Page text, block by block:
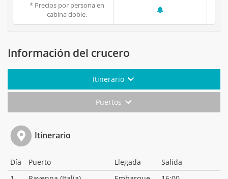
* Precios por persona en
cabina doble.
Información del crucero
Itinerario
Puertos
Itinerario
Día Puerto Llegada
Salida